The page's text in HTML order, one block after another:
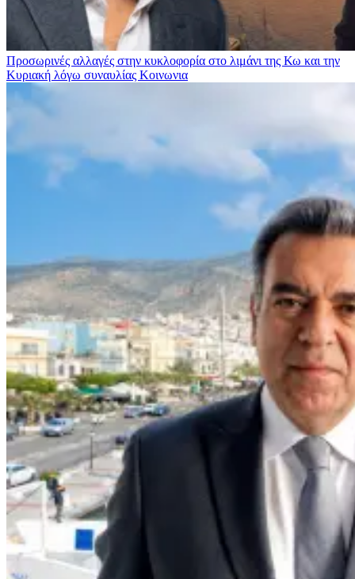
Προσωρινές αλλαγές στην κυκλοφορία στο λιμάνι της Κω και την
Κυριακή λόγω συναυλίας Κοινωνια